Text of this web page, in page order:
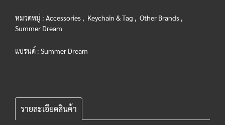
หมวดหมู่ : Accessories , Keychain & Tag , Other Brands ,
Summer Dream
แบรนด์ : Summer Dream
รายละเอียดสินค้า